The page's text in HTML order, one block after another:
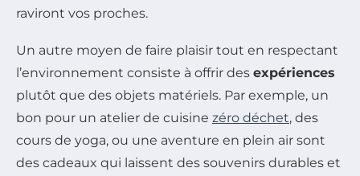
raviront vos proches.
Un autre moyen de faire plaisir tout en respectant
l’environnement consiste à offrir des expériences
plutôt que des objets matériels. Par exemple, un
bon pour un atelier de cuisine zéro déchet, des
cours de yoga, ou une aventure en plein air sont
des cadeaux qui laissent des souvenirs durables et